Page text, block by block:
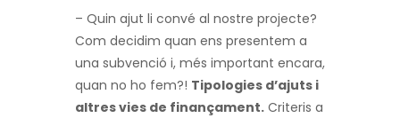
– Quin ajut li convé al nostre projecte?
Com decidim quan ens presentem a
una subvenció i, més important encara,
quan no ho fem?! Tipologies d’ajuts i
altres vies de finançament. Criteris a